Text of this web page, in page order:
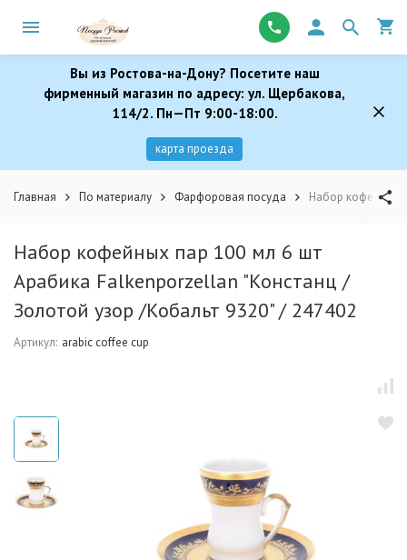
Вы из Ростова-на-Дону? Посетите наш
фирменный магазин по адресу: ул. Щербакова,
114/2. Пн—Пт 9:00-18:00.
карта проезда
Главная По материалу Фарфоровая посуда Набор кофейных
Набор кофейных пар 100 мл 6 шт
Арабика Falkenporzellan "Констанц /
Золотой узор /Кобальт 9320" / 247402
Артикул: arabic coffee cup